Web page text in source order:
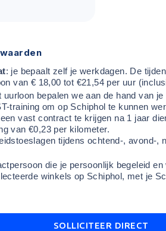
: je bepaalt zelf je werkdagen. De
van € 18,00 tot €21,54 per uur
bepalen we aan de hand van je
training om op Schiphol te kunnen
vast contract te krijgen na 1 jaar
van €0,23 per kilometer.
tijdens ochtend-, avond-,
die je persoonlijk begeleid
winkels op Schiphol, met je
SOLLICITEER DIRECT